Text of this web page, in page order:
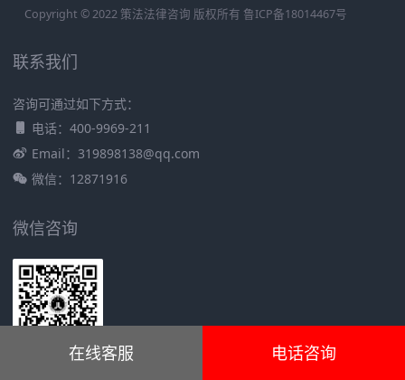
Copyright © 2022 策法法律咨询 版权所有 鲁ICP备18014467号
联系我们
咨询可通过如下方式：
电话：400-9969-211
Email：319898138@qq.com
微信：12871916
微信咨询
在线客服 电话咨询